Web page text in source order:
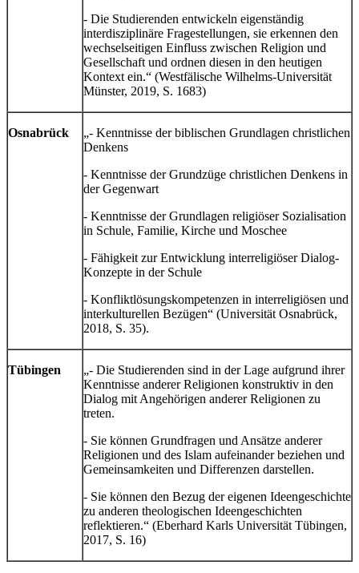
- Die Studierenden entwickeln eigenständig
interdisziplinäre Fragestellungen, sie erkennen den
wechselseitigen Einfluss zwischen Religion und
Gesellschaft und ordnen diesen in den heutigen
Kontext ein.“ (Westfälische Wilhelms-Universität
Münster, 2019, S. 1683)
Osnabrück
„- Kenntnisse der biblischen Grundlagen christlichen
Denkens
- Kenntnisse der Grundzüge christlichen Denkens in
der Gegenwart
- Kenntnisse der Grundlagen religiöser Sozialisation
in Schule, Familie, Kirche und Moschee
- Fähigkeit zur Entwicklung interreligiöser Dialog-
Konzepte in der Schule
- Konfliktlösungskompetenzen in interreligiösen und
interkulturellen Bezügen“ (Universität Osnabrück,
2018, S. 35).
Tübingen
„- Die Studierenden sind in der Lage aufgrund ihrer
Kenntnisse anderer Religionen konstruktiv in den
Dialog mit Angehörigen anderer Religionen zu
treten.
- Sie können Grundfragen und Ansätze anderer
Religionen und des Islam aufeinander beziehen und
Gemeinsamkeiten und Differenzen darstellen.
- Sie können den Bezug der eigenen Ideengeschichte
zu anderen theologischen Ideengeschichten
reflektieren.“ (Eberhard Karls Universität Tübingen,
2017, S. 16)